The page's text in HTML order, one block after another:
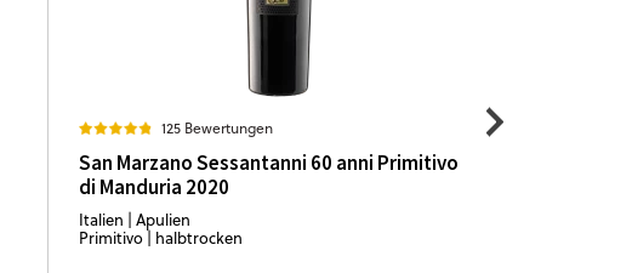
125 Bewertungen
San Marzano Sessantanni 60 anni Primitivo
di Manduria 2020
Italien | Apulien
Primitivo | halbtrocken